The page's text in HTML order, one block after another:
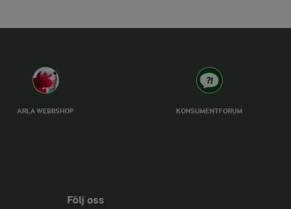
ARLA WEBBSHOP KONSUMENTFORUM
Följ oss